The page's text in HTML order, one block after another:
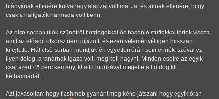
hiányának ellenére kurvanagy alapzaj volt ma. Ja, és annak ellenére, hogy
csak a hallgatók harmada volt benn.
Az első sorban ülők szünetről hotdogokkal és hasonló stuffokkal tértek vissza,
amit az előadó ofkorsz nem díjazott, és ezen véleményét igen hosszan
kifejtette. Hát első sorban mondjuk én egyetlen órán sem ennék, szóval ez
ilyen dolog, a tanárnak igaza volt, meg kell hagyni. Minden esetre az egyik
csaj azért 45 perc kemény, kitartó munkával megette a hotdog kb.
kétharmadát.
Azt javasoltam hogy flashmob gyanánt meg kéne játszani hogy egyik órán